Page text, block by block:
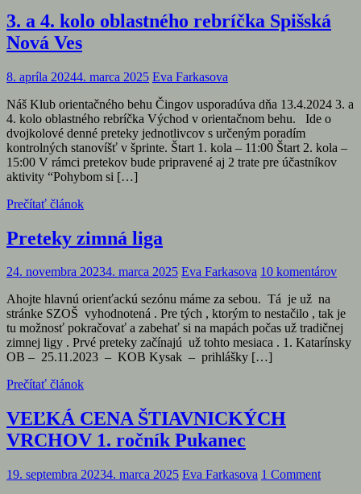
3. a 4. kolo oblastného rebríčka Spišská
Nová Ves
8. apríla 20244. marca 2025 Eva Farkasova
Náš Klub orientačného behu Čingov usporadúva dňa 13.4.2024 3. a
4. kolo oblastného rebríčka Východ v orientačnom behu. Ide o
dvojkolové denné preteky jednotlivcov s určeným poradím
kontrolných stanovíšť v šprinte. Štart 1. kola – 11:00 Štart 2. kola –
15:00 V rámci pretekov bude pripravené aj 2 trate pre účastníkov
aktivity “Pohybom si […]
Prečítať článok
Preteky zimná liga
24. novembra 20234. marca 2025 Eva Farkasova 10 komentárov
Ahojte hlavnú orienťackú sezónu máme za sebou. Tá je už na
stránke SZOŠ vyhodnotená . Pre tých , ktorým to nestačilo , tak je
tu možnosť pokračovať a zabehať si na mapách počas už tradičnej
zimnej ligy . Prvé preteky začínajú už tohto mesiaca . 1. Katarínsky
OB – 25.11.2023 – KOB Kysak – prihlášky […]
Prečítať článok
VEĽKÁ CENA ŠTIAVNICKÝCH
VRCHOV 1. ročník Pukanec
19. septembra 20234. marca 2025 Eva Farkasova 1 Comment